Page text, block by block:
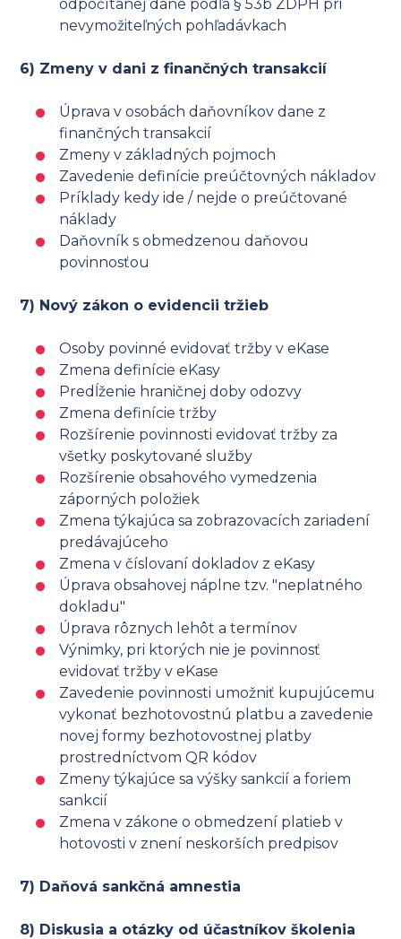
odpočítanej dane podľa § 53b ZDPH pri
nevymožiteľných pohľadávkach
6) Zmeny v dani z finančných transakcií
Úprava v osobách daňovníkov dane z
finančných transakcií
Zmeny v základných pojmoch
Zavedenie definície preúčtovných nákladov
Príklady kedy ide / nejde o preúčtované
náklady
Daňovník s obmedzenou daňovou
povinnosťou
7) Nový zákon o evidencii tržieb
Osoby povinné evidovať tržby v eKase
Zmena definície eKasy
Predĺženie hraničnej doby odozvy
Zmena definície tržby
Rozšírenie povinnosti evidovať tržby za
všetky poskytované služby
Rozšírenie obsahového vymedzenia
záporných položiek
Zmena týkajúca sa zobrazovacích zariadení
predávajúceho
Zmena v číslovaní dokladov z eKasy
Úprava obsahovej náplne tzv. "neplatného
dokladu"
Úprava rôznych lehôt a termínov
Výnimky, pri ktorých nie je povinnosť
evidovať tržby v eKase
Zavedenie povinnosti umožniť kupujúcemu
vykonať bezhotovostnú platbu a zavedenie
novej formy bezhotovostnej platby
prostredníctvom QR kódov
Zmeny týkajúce sa výšky sankcií a foriem
sankcií
Zmena v zákone o obmedzení platieb v
hotovosti v znení neskorších predpisov
7) Daňová sankčná amnestia
8) Diskusia a otázky od účastníkov školenia